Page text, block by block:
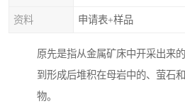
资料 申请表+样品
原先是指从金属矿床中开采出来
到形成后堆积在母岩中的、萤石
物。